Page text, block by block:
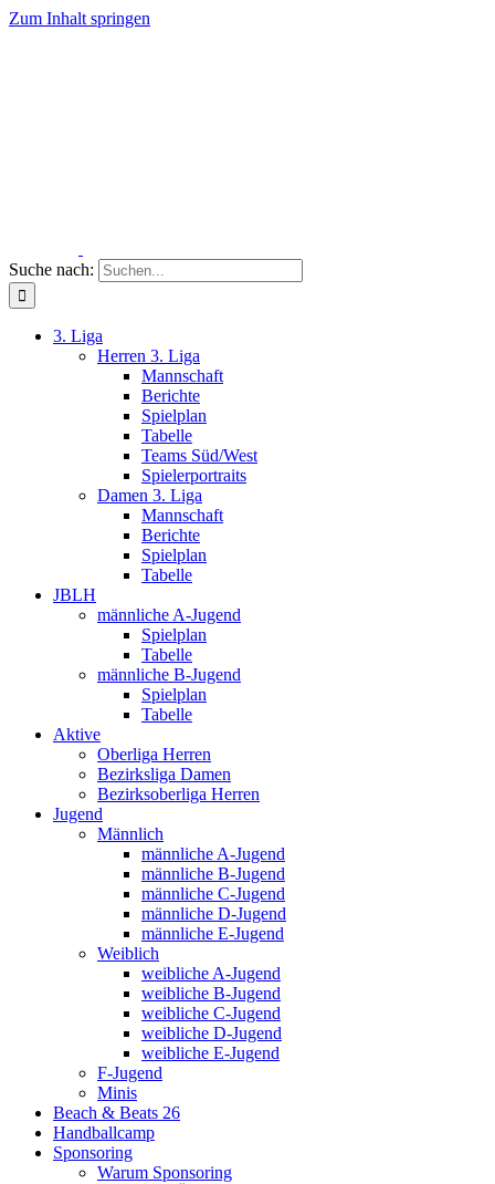
Zum Inhalt springen
Suche nach:
3. Liga
Herren 3. Liga
Mannschaft
Berichte
Spielplan
Tabelle
Teams Süd/West
Spielerportraits
Damen 3. Liga
Mannschaft
Berichte
Spielplan
Tabelle
JBLH
männliche A-Jugend
Spielplan
Tabelle
männliche B-Jugend
Spielplan
Tabelle
Aktive
Oberliga Herren
Bezirksliga Damen
Bezirksoberliga Herren
Jugend
Männlich
männliche A-Jugend
männliche B-Jugend
männliche C-Jugend
männliche D-Jugend
männliche E-Jugend
Weiblich
weibliche A-Jugend
weibliche B-Jugend
weibliche C-Jugend
weibliche D-Jugend
weibliche E-Jugend
F-Jugend
Minis
Beach & Beats 26
Handballcamp
Sponsoring
Warum Sponsoring